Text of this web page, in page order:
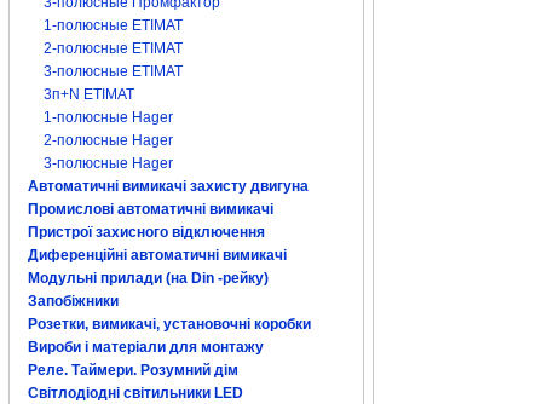
1-полюсные ETIMAT
2-полюсные ETIMAT
3-полюсные ETIMAT
3п+N ETIMAT
1-полюсные Hager
2-полюсные Hager
3-полюсные Hager
Автоматичні вимикачі захисту двигуна
Промислові автоматичні вимикачі
Пристрої захисного відключення
Диференційні автоматичні вимикачі
Модульні прилади (на Din -рейку)
Запобіжники
Розетки, вимикачі, установочні коробки
Вироби і матеріали для монтажу
Реле. Таймери. Розумний дім
Світлодіодні світильники LED